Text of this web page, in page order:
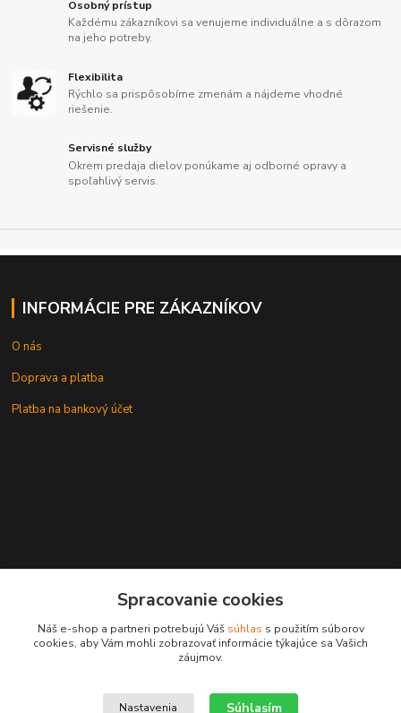
Osobný prístup
Každému zákazníkovi sa venujeme individuálne a s dôrazom
na jeho potreby.
Flexibilita
Rýchlo sa prispôsobíme zmenám a nájdeme vhodné
riešenie.
Servisné služby
Okrem predaja dielov ponúkame aj odborné opravy a
spoľahlivý servis.
INFORMÁCIE PRE ZÁKAZNÍKOV
O nás
Doprava a platba
Platba na bankový účet
leksunsro@gmail.com
Spracovanie cookies
Náš e-shop a partneri potrebujú Váš súhlas s použitím súborov
cookies, aby Vám mohli zobrazovať informácie týkajúce sa Vašich
záujmov.
Nastavenia Súhlasím